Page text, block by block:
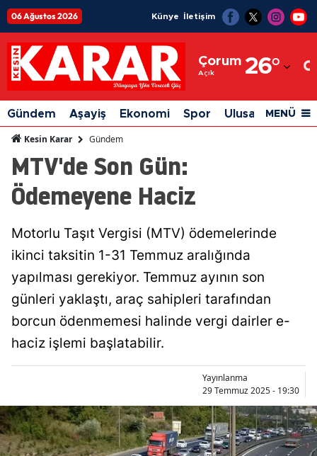
06 Ağustos 2026 Künye İletişim
Çorum
Açık 26°
Adıyaman
Afyonkarahisar
Ağrı
Aydın
Balıkesir
Bilecik
Bitlis
Bolu
Burdur
Gündem Aşayiş Ekonomi Spor Ulusal Siyaset
MENÜ
Kesin Karar Gündem
MTV'de Son Gün:
Ödemeyene Haciz
Motorlu Taşıt Vergisi (MTV) ödemelerinde
ikinci taksitin 1-31 Temmuz aralığında
yapılması gerekiyor. Temmuz ayının son
günleri yaklaştı, araç sahipleri tarafından
borcun ödenmemesi halinde vergi dairler e-
haciz işlemi başlatabilir.
Yayınlanma
29 Temmuz 2025 - 19:30